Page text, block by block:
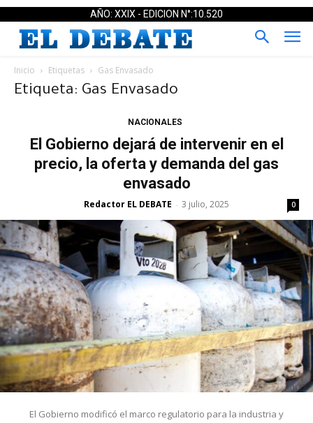
AÑO: XXIX - EDICION N°:10.520
Inicio Etiquetas Gas Envasado
Etiqueta: Gas Envasado
NACIONALES
El Gobierno dejará de intervenir en el
precio, la oferta y demanda del gas
envasado
Redactor EL DEBATE - 3 julio, 2025 0
El Gobierno modificó el marco regulatorio para la industria y